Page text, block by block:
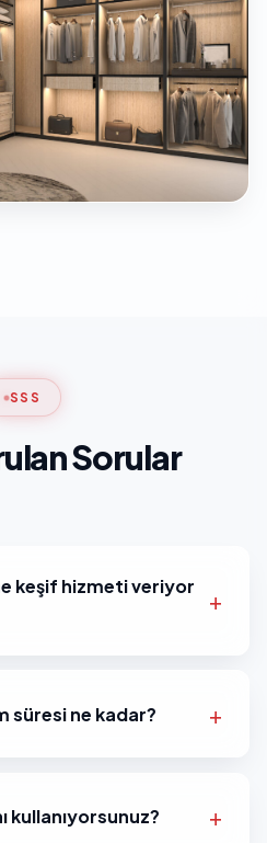
SSS
Sorular
keşif hizmeti veriyor
süresi ne kadar?
kullanıyorsunuz?